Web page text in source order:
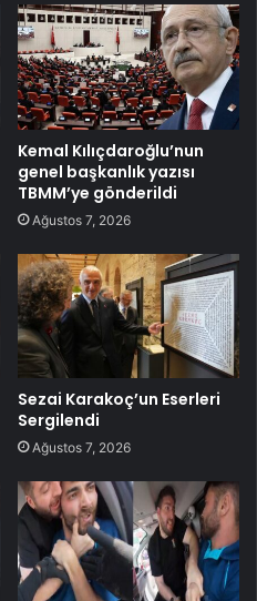
Kemal Kılıçdaroğlu’nun
genel başkanlık yazısı
TBMM’ye gönderildi
Ağustos 7, 2026
Sezai Karakoç’un Eserleri
Sergilendi
Ağustos 7, 2026